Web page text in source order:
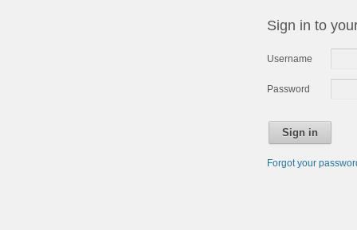
Sign in to
Username
Password
Sign in
Forgot your